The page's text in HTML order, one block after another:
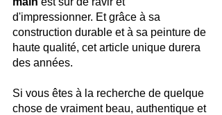
d'impressionner. Et grâce à sa
construction durable et à sa peinture de
haute qualité, cet article unique durera
des années.
Si vous êtes à la recherche de quelque
chose de vraiment beau, authentique et